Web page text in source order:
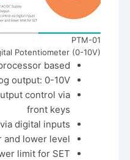
PTM-01
Potentiometer (0-10V)
based
output: 0-10V
control via
front keys
digital inputs
and lower level
limit for SET